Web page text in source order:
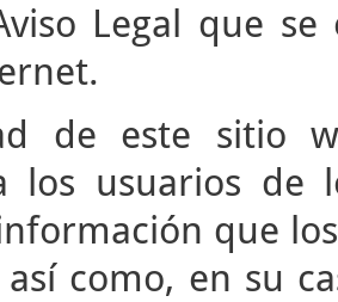
Legal que
de este sitio
los usuarios de
que
como, en su